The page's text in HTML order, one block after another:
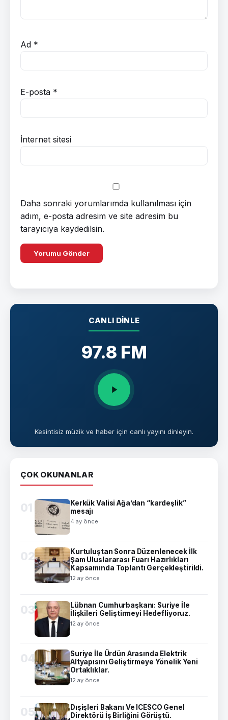
Ad *
E-posta *
İnternet sitesi
Daha sonraki yorumlarımda kullanılması için
adım, e-posta adresim ve site adresim bu
tarayıcıya kaydedilsin.
CANLI DINLE
97.8 FM
Kesintisiz müzik ve haber için canlı yayını dinleyin.
ÇOK OKUNANLAR
01
Kerkük Valisi Ağa’dan “kardeşlik”
mesajı
4 ay önce
02
Kurtuluştan Sonra Düzenlenecek İlk
Şam Uluslararası Fuarı Hazırlıkları
Kapsamında Toplantı Gerçekleştirildi.
12 ay önce
03
Lübnan Cumhurbaşkanı: Suriye İle
İlişkileri Geliştirmeyi Hedefliyoruz.
12 ay önce
04
Suriye İle Ürdün Arasında Elektrik
Altyapısını Geliştirmeye Yönelik Yeni
Ortaklıklar.
12 ay önce
05
Dışişleri Bakanı Ve ICESCO Genel
Direktörü İş Birliğini Görüştü.